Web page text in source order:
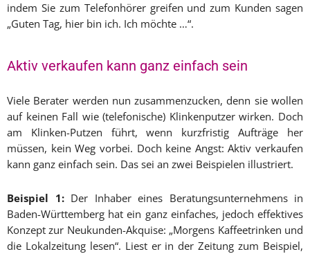
indem Sie zum Telefonhörer greifen und zum Kunden sagen
„Guten Tag, hier bin ich. Ich möchte …“.
Aktiv verkaufen kann ganz einfach sein
Viele Berater werden nun zusammenzucken, denn sie wollen
auf keinen Fall wie (telefonische) Klinkenputzer wirken. Doch
am Klinken-Putzen führt, wenn kurzfristig Aufträge her
müssen, kein Weg vorbei. Doch keine Angst: Aktiv verkaufen
kann ganz einfach sein. Das sei an zwei Beispielen illustriert.
Beispiel 1: Der Inhaber eines Beratungsunternehmens in
Baden-Württemberg hat ein ganz einfaches, jedoch effektives
Konzept zur Neukunden-Akquise: „Morgens Kaffeetrinken und
die Lokalzeitung lesen“. Liest er in der Zeitung zum Beispiel,